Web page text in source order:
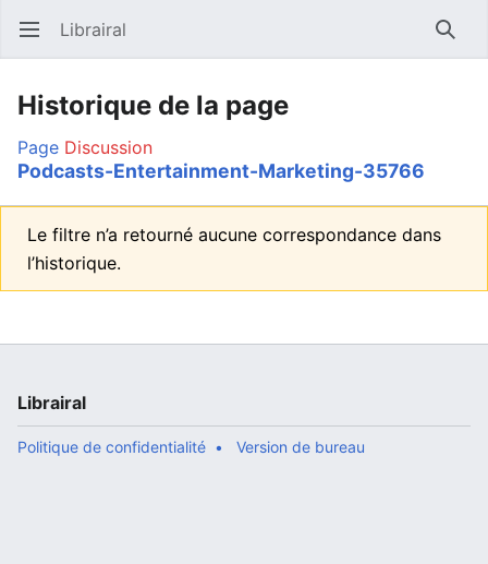
Ouvrir le menu principal Librairal
Historique de la page
Page Discussion
Podcasts-Entertainment-Marketing-35766
Le filtre n’a retourné aucune correspondance dans
l’historique.
Librairal
Politique de confidentialité Version de bureau